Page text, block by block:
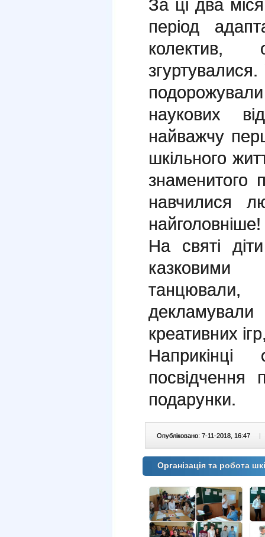
За ці два
період
колектив,
наукових
найважчу
шкільного
знаменитого
навчилися
найголовніше!
На святі
казковими
креативних
посвідчення
подарунки.
Опубліковано: 7-11-2018, 16:47 |
Організація та робота